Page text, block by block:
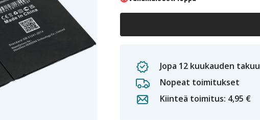
Jopa 12 kuukauden takuu
Nopeat toimitukset
Kiinteä toimitus: 4,95 €